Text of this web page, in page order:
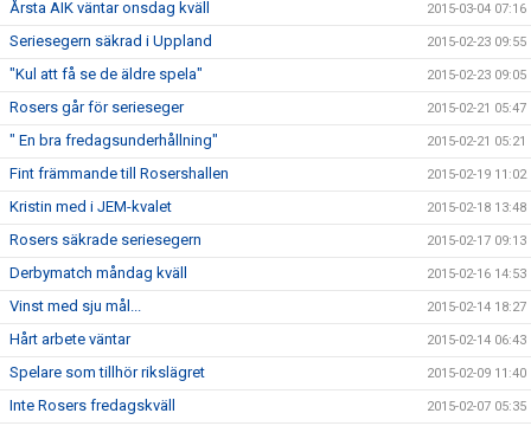
Årsta AIK väntar onsdag kväll 2015-03-04 07:16
Seriesegern säkrad i Uppland 2015-02-23 09:55
"Kul att få se de äldre spela" 2015-02-23 09:05
Rosers går för serieseger 2015-02-21 05:47
" En bra fredagsunderhållning" 2015-02-21 05:21
Fint främmande till Rosershallen 2015-02-19 11:02
Kristin med i JEM-kvalet 2015-02-18 13:48
Rosers säkrade seriesegern 2015-02-17 09:13
Derbymatch måndag kväll 2015-02-16 14:53
Vinst med sju mål... 2015-02-14 18:27
Hårt arbete väntar 2015-02-14 06:43
Spelare som tillhör rikslägret 2015-02-09 11:40
Inte Rosers fredagskväll 2015-02-07 05:35